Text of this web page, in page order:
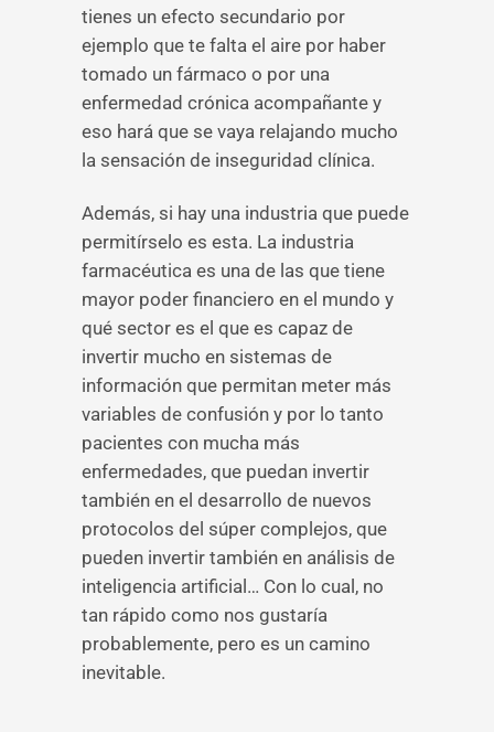
tienes un efecto secundario por
ejemplo que te falta el aire por haber
tomado un fármaco o por una
enfermedad crónica acompañante y
eso hará que se vaya relajando mucho
la sensación de inseguridad clínica.
Además, si hay una industria que puede
permitírselo es esta. La industria
farmacéutica es una de las que tiene
mayor poder financiero en el mundo y
qué sector es el que es capaz de
invertir mucho en sistemas de
información que permitan meter más
variables de confusión y por lo tanto
pacientes con mucha más
enfermedades, que puedan invertir
también en el desarrollo de nuevos
protocolos del súper complejos, que
pueden invertir también en análisis de
inteligencia artificial… Con lo cual, no
tan rápido como nos gustaría
probablemente, pero es un camino
inevitable.